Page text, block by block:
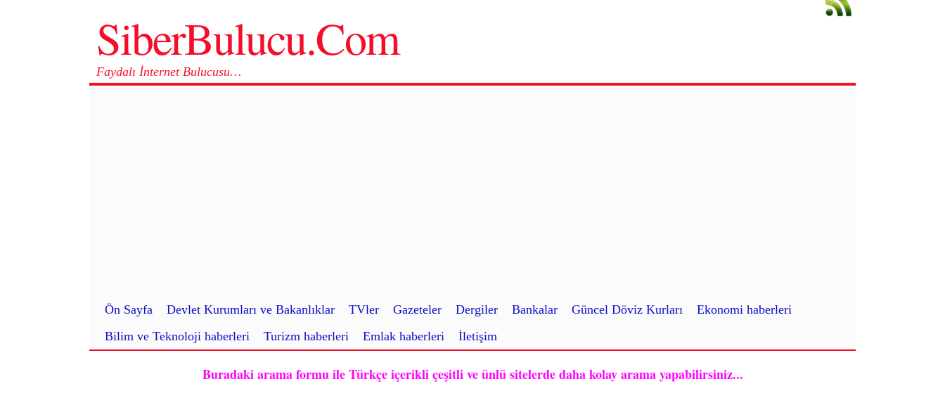
SiberBulucu.Com
Faydalı İnternet Bulucusu…
Ön Sayfa Devlet Kurumları ve Bakanlıklar TVler Gazeteler Dergiler Bankalar Güncel Döviz Kurları
Ekonomi haberleri
Bilim ve Teknoloji haberleri
Turizm haberleri Emlak haberleri İletişim
Buradaki arama formu ile Türkçe içerikli çeşitli ve ünlü sitelerde daha kolay arama yapabilirsiniz...